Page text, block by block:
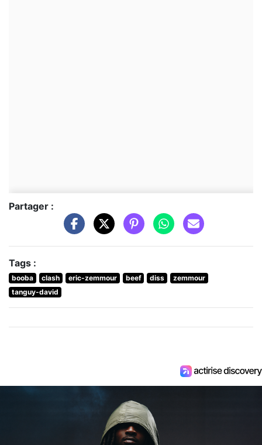
Partager :
Tags :
booba clash eric-zemmour beef diss
zemmour
tanguy-david